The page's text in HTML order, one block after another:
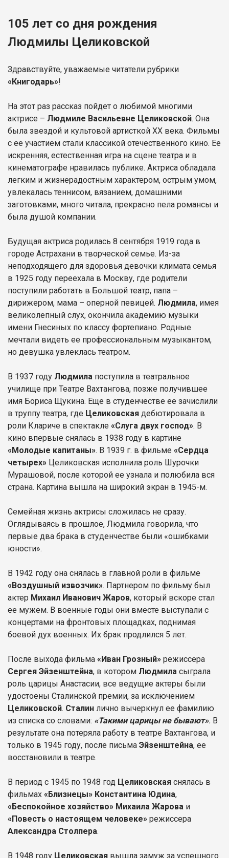
105 лет со дня рождения
Людмилы Целиковской
Здравствуйте, уважаемые читатели рубрики
«Книгодарь»!
На этот раз рассказ пойдет о любимой многими
актрисе – Людмиле Васильевне Целиковской. Она
была звездой и культовой артисткой ХХ века. Фильмы
с ее участием стали классикой отечественного кино. Ее
искренняя, естественная игра на сцене театра и в
кинематографе нравилась публике. Актриса обладала
легким и жизнерадостным характером, острым умом,
увлекалась теннисом, вязанием, домашними
заготовками, много читала, прекрасно пела романсы и
была душой компании.
Будущая актриса родилась 8 сентября 1919 года в
городе Астрахани в творческой семье. Из-за
неподходящего для здоровья девочки климата семья
в 1925 году переехала в Москву, где родители
поступили работать в Большой театр, папа –
дирижером, мама – оперной певицей. Людмила, имея
великолепный слух, окончила академию музыки
имени Гнесиных по классу фортепиано. Родные
мечтали видеть ее профессиональным музыкантом,
но девушка увлеклась театром.
В 1937 году Людмила поступила в театральное
училище при Театре Вахтангова, позже получившее
имя Бориса Щукина. Еще в студенчестве ее зачислили
в труппу театра, где Целиковская дебютировала в
роли Клариче в спектакле «Слуга двух господ». В
кино впервые снялась в 1938 году в картине
«Молодые капитаны». В 1939 г. в фильме «Сердца
четырех» Целиковская исполнила роль Шурочки
Мурашовой, после которой ее узнала и полюбила вся
страна. Картина вышла на широкий экран в 1945-м.
Семейная жизнь актрисы сложилась не сразу.
Оглядываясь в прошлое, Людмила говорила, что
первые два брака в студенчестве были «ошибками
юности».
В 1942 году она снялась в главной роли в фильме
«Воздушный извозчик». Партнером по фильму был
актер Михаил Иванович Жаров, который вскоре стал
ее мужем. В военные годы они вместе выступали с
концертами на фронтовых площадках, поднимая
боевой дух военных. Их брак продлился 5 лет.
После выхода фильма «Иван Грозный» режиссера
Сергея Эйзенштейна, в котором Людмила сыграла
роль царицы Анастасии, все ведущие актеры были
удостоены Сталинской премии, за исключением
Целиковской. Сталин лично вычеркнул ее фамилию
из списка со словами: «Такими царицы не бывают». В
результате она потеряла работу в театре Вахтангова, и
только в 1945 году, после письма Эйзенштейна, ее
восстановили в театре.
В период с 1945 по 1948 год Целиковская снялась в
фильмах «Близнецы» Константина Юдина,
«Беспокойное хозяйство» Михаила Жарова и
«Повесть о настоящем человеке» режиссера
Александра Столпера.
В 1948 году Целиковская вышла замуж за успешного